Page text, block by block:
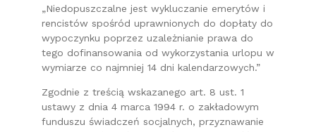
„Niedopuszczalne jest wykluczanie emerytów i
rencistów spośród uprawnionych do dopłaty do
wypoczynku poprzez uzależnianie prawa do
tego dofinansowania od wykorzystania urlopu w
wymiarze co najmniej 14 dni kalendarzowych.”
Zgodnie z treścią wskazanego art. 8 ust. 1
ustawy z dnia 4 marca 1994 r. o zakładowym
funduszu świadczeń socjalnych, przyznawanie